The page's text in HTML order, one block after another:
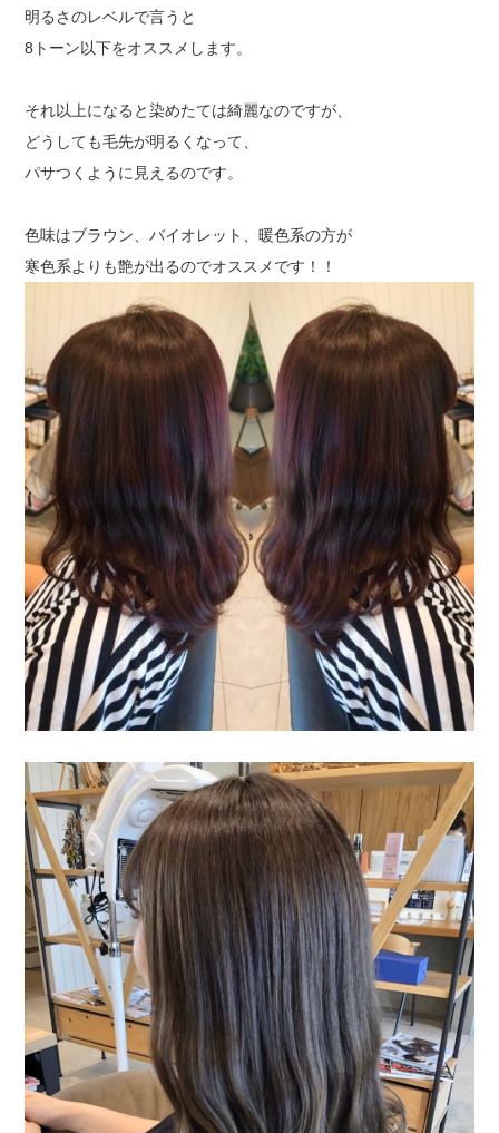
明るさのレベルで言うと
8トーン以下をオススメします。
それ以上になると染めたては綺麗なのですが、
どうしても毛先が明るくなって、
パサつくように見えるのです。
色味はブラウン、バイオレット、暖色系の方が
寒色系よりも艶が出るのでオススメです！！